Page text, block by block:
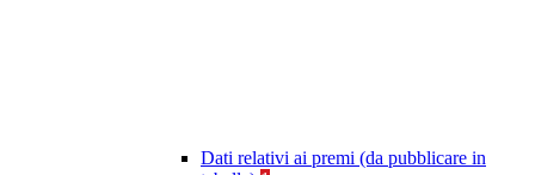
Dati relativi ai premi (da pubblicare in